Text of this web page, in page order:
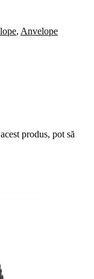
, Anvelope
produs, pot să